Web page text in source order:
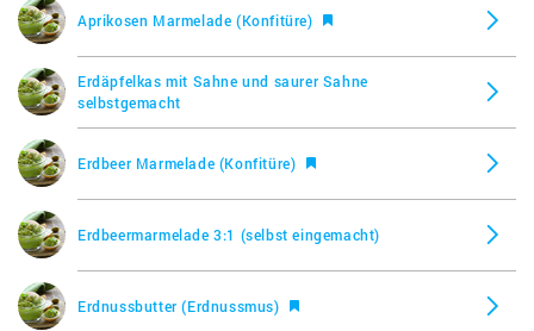
Chocremo, Magermilch Schoko Creme, K-Classic
Leichte Butter mit Buttermilch, Du darfst
Sommerblüten Honig mit Wildblüten, Vom Land
Waldfruchtkonfitüre, Beste Ernte (Netto)
Erdbeer Vanille Konfitüre, Beste Ernte (Netto)
Aprikosen Marmelade (Konfitüre)
Erdäpfelkas mit Sahne und saurer Sahne
selbstgemacht
Erdbeer Marmelade (Konfitüre)
Erdbeermarmelade 3:1 (selbst eingemacht)
Erdnussbutter (Erdnussmus)